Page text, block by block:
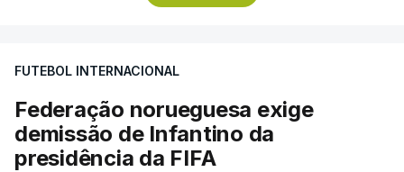
Amadora, mas foi dominada pela atividade dos
‘leões’ no mercado de transferências, onde Borges
vincou, mais do que uma vez, que o clube “tem
feito um trabalho excelente”.
FUTEBOL INTERNACIONAL
Federação norueguesa exige
demissão de Infantino da
presidência da FIFA